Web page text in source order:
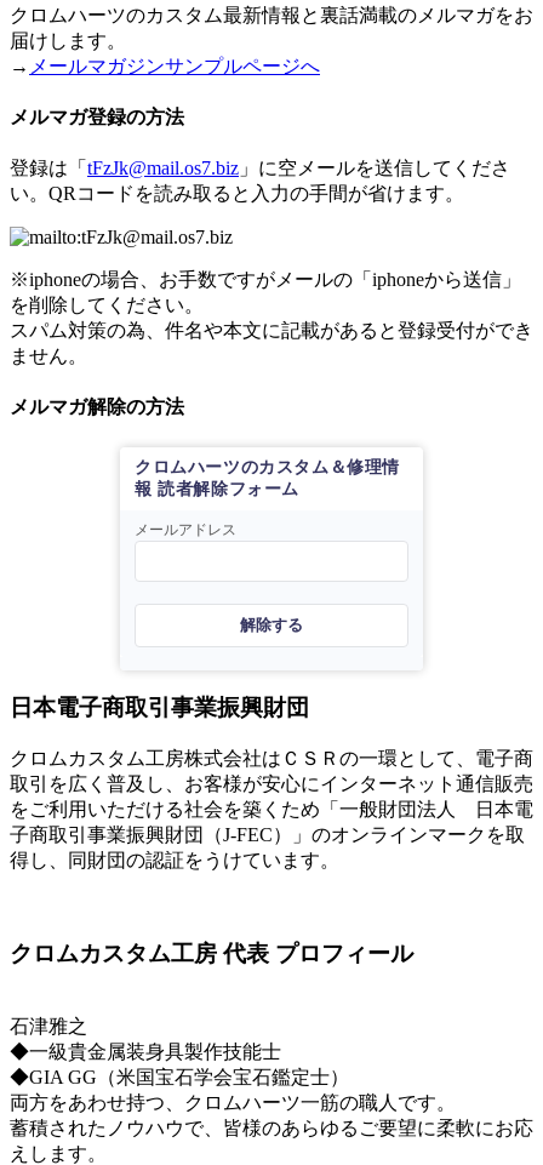
クロムハーツのカスタム最新情報と裏話満載のメルマガをお
届けします。
→ メールマガジンサンプルページへ
メルマガ登録の方法
登録は「 tFzJk@mail.os7.biz 」に空メールを送信してくださ
い。QRコードを読み取ると入力の手間が省けます。
※iphoneの場合、お手数ですがメールの「iphoneから送信」
を削除してください。
スパム対策の為、件名や本文に記載があると登録受付ができ
ません。
メルマガ解除の方法
クロムハーツのカスタム＆修理情
報 読者解除フォーム
メールアドレス
解除する
日本電子商取引事業振興財団
クロムカスタム工房株式会社はＣＳＲの一環として、電子商
取引を広く普及し、お客様が安心にインターネット通信販売
をご利用いただける社会を築くため「一般財団法人 日本電
子商取引事業振興財団（J-FEC）」のオンラインマークを取
得し、同財団の認証をうけています。
クロムカスタム工房 代表 プロフィール
石津雅之
◆一級貴金属装身具製作技能士
◆GIA GG（米国宝石学会宝石鑑定士）
両方をあわせ持つ、クロムハーツ一筋の職人です。
蓄積されたノウハウで、皆様のあらゆるご要望に柔軟にお応
えします。